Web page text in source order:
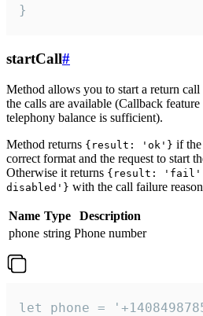
}
startCall#
Method allows you to start a return
the calls are available (Callback
telephony balance is sufficient).
Method returns {result: 'ok'} if
correct format and the request to start
Otherwise it returns {result: 'fail',
disabled'} with the call failure
Name Type
Description
phone string Phone number
let phone =